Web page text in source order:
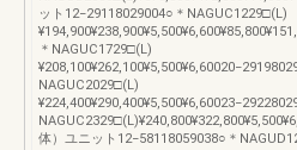
ット12−29118029004○＊NAGUC1229□(L)
＊NAGUC1729□(L)
NAGUC2029□(L)
体）ユニット12−58118059038○＊